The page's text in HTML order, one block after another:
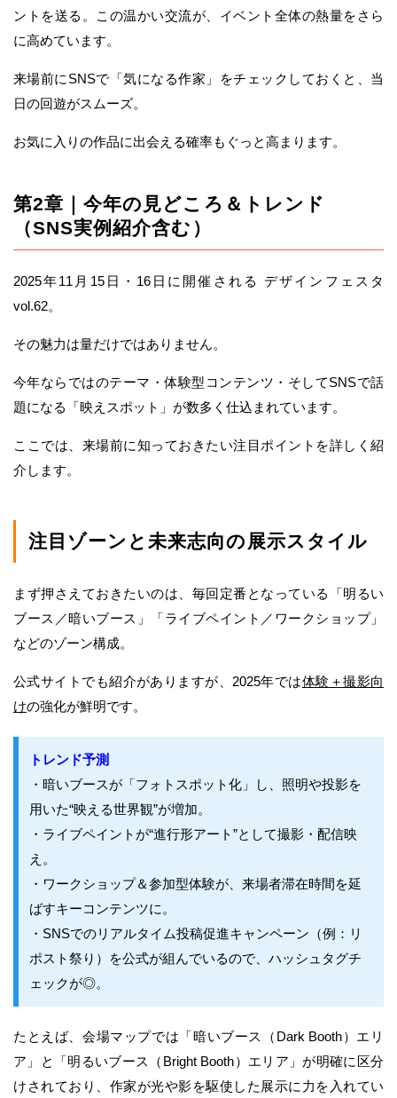
ントを送る。この温かい交流が、イベント全体の熱量をさら
に高めています。
来場前にSNSで「気になる作家」をチェックしておくと、当
日の回遊がスムーズ。
お気に入りの作品に出会える確率もぐっと高まります。
第2章｜今年の見どころ＆トレンド
（SNS実例紹介含む）
2025年11月15日・16日に開催される デザインフェスタ
vol.62。
その魅力は量だけではありません。
今年ならではのテーマ・体験型コンテンツ・そしてSNSで話
題になる「映えスポット」が数多く仕込まれています。
ここでは、来場前に知っておきたい注目ポイントを詳しく紹
介します。
注目ゾーンと未来志向の展示スタイル
まず押さえておきたいのは、毎回定番となっている「明るい
ブース／暗いブース」「ライブペイント／ワークショップ」
などのゾーン構成。
公式サイトでも紹介がありますが、2025年では体験＋撮影向
けの強化が鮮明です。
トレンド予測
・暗いブースが「フォトスポット化」し、照明や投影を
用いた“映える世界観”が増加。
・ライブペイントが“進行形アート”として撮影・配信映
え。
・ワークショップ＆参加型体験が、来場者滞在時間を延
ばすキーコンテンツに。
・SNSでのリアルタイム投稿促進キャンペーン（例：リ
ポスト祭り）を公式が組んでいるので、ハッシュタグチ
ェックが◎。
たとえば、会場マップでは「暗いブース（Dark Booth）エリ
ア」と「明るいブース（Bright Booth）エリア」が明確に区分
けされており、作家が光や影を駆使した展示に力を入れてい